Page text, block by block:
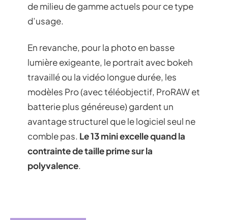
de milieu de gamme actuels pour ce type
d’usage.
En revanche, pour la photo en basse
lumière exigeante, le portrait avec bokeh
travaillé ou la vidéo longue durée, les
modèles Pro (avec téléobjectif, ProRAW et
batterie plus généreuse) gardent un
avantage structurel que le logiciel seul ne
comble pas. Le 13 mini excelle quand la
contrainte de taille prime sur la
polyvalence.